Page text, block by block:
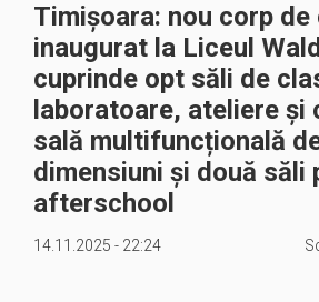
Timișoara: nou corp de
inaugurat la Liceul
cuprinde opt săli de
laboratoare, ateliere și
sală multifuncțională
dimensiuni și două săli
afterschool
14.11.2025 - 22:24